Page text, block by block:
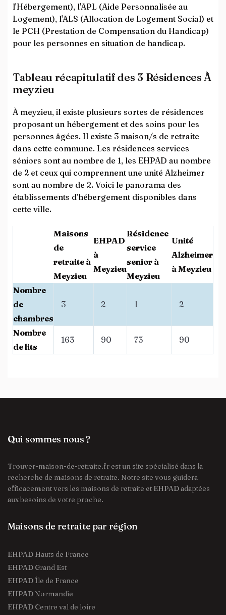
l'Hébergement), l'APL (Aide Personnalisée au
Logement), l'ALS (Allocation de Logement Social) et
le PCH (Prestation de Compensation du Handicap)
pour les personnes en situation de handicap.
Tableau récapitulatif des 3 Résidences À
meyzieu
À meyzieu, il existe plusieurs sortes de résidences
proposant un hébergement et des soins pour les
personnes âgées. Il existe 3 maison/s de retraite
dans cette commune. Les résidences services
séniors sont au nombre de 1, les EHPAD au nombre
de 2 et ceux qui comprennent une unité Alzheimer
sont au nombre de 2. Voici le panorama des
établissements d’hébergement disponibles dans
cette ville.
Maisons
de
retraite à
Meyzieu
EHPAD
à
Meyzieu
Résidence
service
senior à
Meyzieu
Unité
Alzheimer
à Meyzieu
Nombre
de
chambres
3 2 1 2
Nombre
de lits
163 90 73 90
Qui sommes nous ?
Trouver-maison-de-retraite.fr est un site spécialisé dans la
recherche de maisons de retraite. Notre site vous guidera
efficacement vers les maisons de retraite et EHPAD adaptées
aux besoins de votre proche.
Maisons de retraite par région
EHPAD Hauts de France
EHPAD Grand Est
EHPAD Île de France
EHPAD Normandie
EHPAD Centre val de loire